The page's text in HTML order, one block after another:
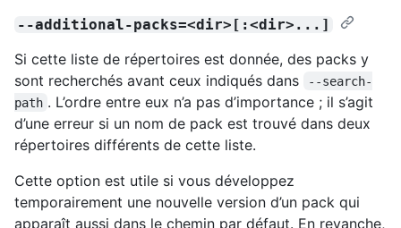
--additional-packs=<dir>[:<dir>...]
Si cette liste de répertoires est donnée, des packs y
sont recherchés avant ceux indiqués dans
--search-
path . L’ordre entre eux n’a pas d’importance ; il s’agit
d’une erreur si un nom de pack est trouvé dans deux
répertoires différents de cette liste.
Cette option est utile si vous développez
temporairement une nouvelle version d’un pack qui
apparaît aussi dans le chemin par défaut. En revanche,